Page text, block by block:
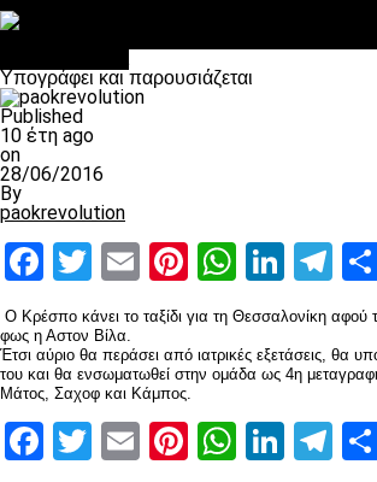
Υπογράφει και παρουσιάζεται
Published
10 έτη ago
on
28/06/2016
By
paokrevolution
Facebook
Twitter
EmailPinterest
Ο Κρέσπο κάνει το ταξίδι για τη Θεσσαλονίκη αφού
φως η Αστον Βίλα.
Έτσι αύριο θα περάσει από ιατρικές εξετάσεις, θα
του και θα ενσωματωθεί στην ομάδα ως 4η
Μάτος, Σαχοφ και Κάμπος.
Facebook
Twitter
EmailPinterest